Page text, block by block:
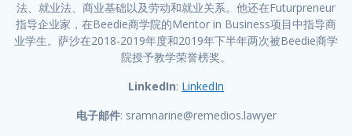
法、就业法、商业基础以及劳动和就业关系。他还在Futurpreneur
指导企业家，在Beedie商学院的Mentor in Business项目中指导商
业学生。萨沙在2018-2019年度和2019年下半年两次被Beedie商学
院授予教学荣誉榜奖。
LinkedIn: LinkedIn
电子邮件: sramnarine@remedios.lawyer